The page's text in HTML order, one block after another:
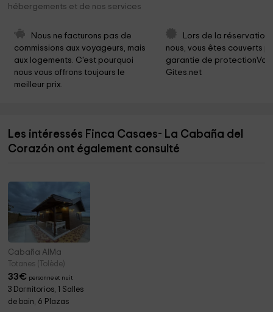
hébergements et de nos services
Nous ne facturons pas de
commissions aux voyageurs, mais
aux logements. C'est pourquoi
nous vous offrons toujours le
meilleur prix.
Lors de la réservation
nous, vous êtes couverts
garantie de
Gites.net
Les intéressés Finca Casaes- La Cabaña del
Corazón ont également consulté
Cabaña AlMa
Totanes (Tolède)
33€ personne et nuit
3 Dormitorios, 1 Salles
de bain, 6 Plazas